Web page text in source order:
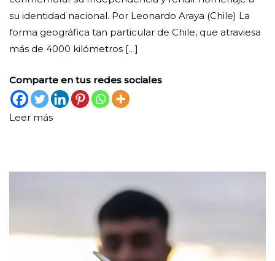
2024
su identidad nacional. Por Leonardo Araya (Chile) La
forma geográfica tan particular de Chile, que atraviesa
más de 4000 kilómetros […]
Comparte en tus redes sociales
Leer más